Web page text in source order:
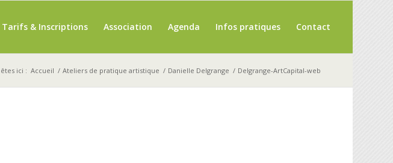
Tarifs & Inscriptions Association Agenda Infos pratiques Contact
ici : Accueil / Ateliers de pratique artistique / Danielle Delgrange / Delgrange-ArtCapital-web